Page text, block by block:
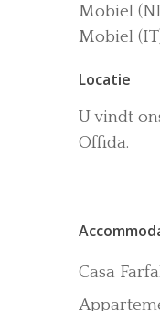
Mobiel
Mobiel
Locatie
U vindt
Offida.
Casa